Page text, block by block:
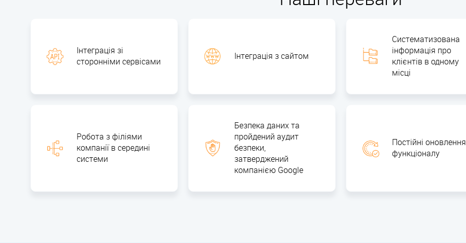
Інтеграція зі
сторонніми сервісами
Інтеграція з сайтом
Систематизована
інформація про
клієнтів в одному
місці
Робота з філіями
компанії в середині
системи
Безпека даних та
пройдений аудит
безпеки,
затверджений
компанією Google
Постійні оновлення
функціоналу